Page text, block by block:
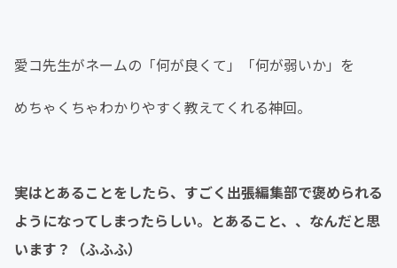
愛コ先生がネームの「何が良くて」「何が弱いか」を
めちゃくちゃわかりやすく教えてくれる神回。
実はとあることをしたら、すごく出張編集部で褒められる
ようになってしまったらしい。とあること、、なんだと思
います？（ふふふ）